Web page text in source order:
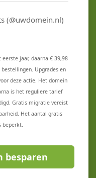
(@uwdomein.nl)
jaar, daarna € 39,98
Upgrades en
deze actie. Het domein
is het reguliere tarief
Gratis migratie vereist
Het aantal gratis
beperkt.
besparen